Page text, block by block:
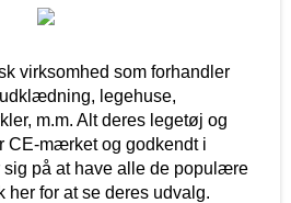
virksomhed som forhandler
legehuse,
m.m. Alt deres legetøj og
CE-mærket og godkendt i
på at have alle de populære
for at se deres udvalg.